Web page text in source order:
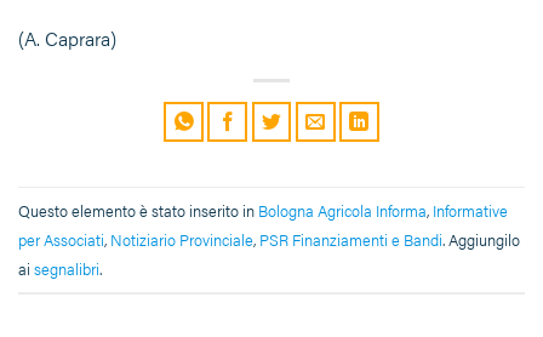
(A. Caprara)
Questo elemento è stato inserito in Bologna Agricola Informa, Informative
per Associati, Notiziario Provinciale, PSR Finanziamenti e Bandi. Aggiungilo
ai segnalibri.